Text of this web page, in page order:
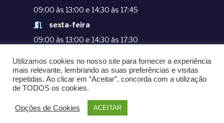
09:00 às 13:00 e 14:30 às 17:45
sexta-feira
09:00 às 13:00 e 14:30 às 17:30
TERMOS E CONDIÇÕES
POLÍTICAS DE PRIVACIDADE
© COPYRIGHT 1998-2020. EPM - ESCOLA
OMNI LTD.
Utilizamos cookies no nosso site para fornecer a experiência
mais relevante, lembrando as suas preferências e visitas
repetidas. Ao clicar em “Aceitar”, concorda com a utilização
de TODOS os cookies.
Opções de Cookies ACEITAR